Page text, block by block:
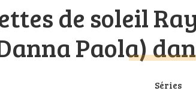
de soleil
Paola)
Séries